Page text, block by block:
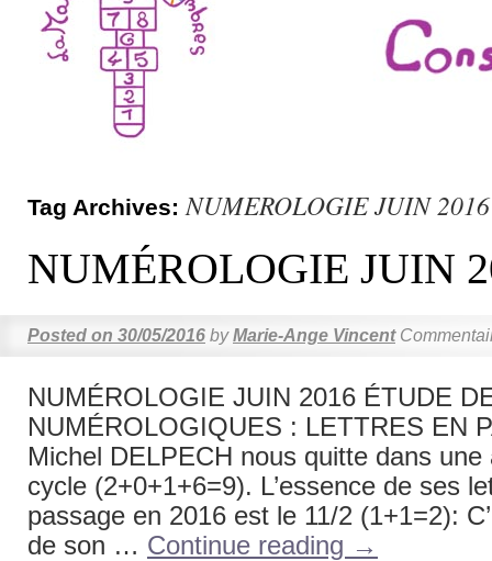
Tag Archives: NUMEROLOGIE JUIN 2016
NUMÉROLOGIE JUIN
Posted on 30/05/2016 by Marie-Ange Vincent
NUMÉROLOGIE JUIN 2016 ÉTUDE
NUMÉROLOGIQUES : LETTRES EN
Michel DELPECH nous quitte dans une
cycle (2+0+1+6=9). L’essence de ses
passage en 2016 est le 11/2 (1+1=2):
de son … Continue reading →